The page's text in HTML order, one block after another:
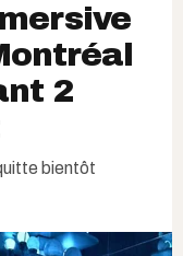
2
bientôt